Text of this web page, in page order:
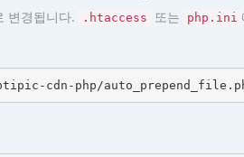
변경됩니다. .htaccess 또는 php.ini